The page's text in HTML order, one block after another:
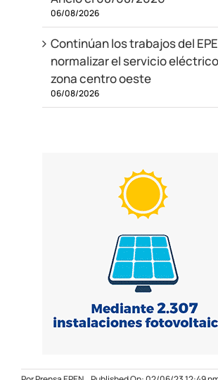
06/08/2026
Continúan los trabajos del
normalizar el servicio
zona centro oeste
06/08/2026